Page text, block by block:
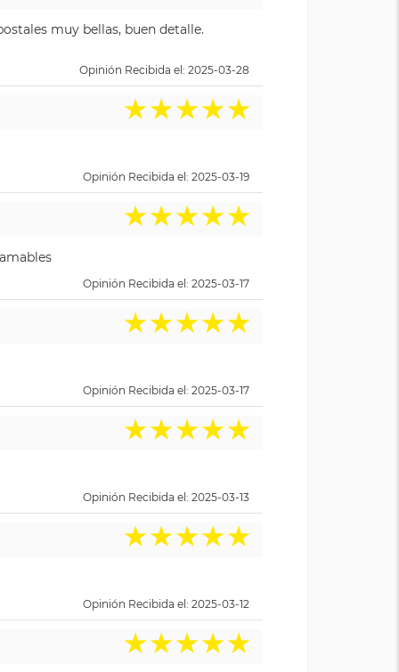
muy bellas, buen detalle.
Opinión Recibida el: 2025-03-28
★★★★★
Opinión Recibida el: 2025-03-19
★★★★★
Opinión Recibida el: 2025-03-17
★★★★★
Opinión Recibida el: 2025-03-17
★★★★★
Opinión Recibida el: 2025-03-13
★★★★★
Opinión Recibida el: 2025-03-12
★★★★★